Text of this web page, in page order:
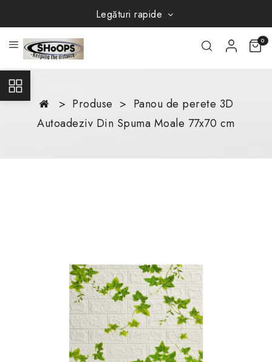
Legături rapide
0
Produse
Panou de perete 3D
Autoadeziv Din Spuma Moale 77x70 cm